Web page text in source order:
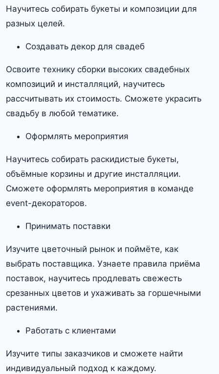
Научитесь собирать букеты и композиции для
разных целей.
Создавать декор для свадеб
Освоите технику сборки высоких свадебных
композиций и инсталляций, научитесь
рассчитывать их стоимость. Сможете украсить
свадьбу в любой тематике.
Оформлять мероприятия
Научитесь собирать раскидистые букеты,
объёмные корзины и другие инсталляции.
Сможете оформлять мероприятия в команде
event-декораторов.
Принимать поставки
Изучите цветочный рынок и поймёте, как
выбрать поставщика. Узнаете правила приёма
поставок, научитесь продлевать свежесть
срезанных цветов и ухаживать за горшечными
растениями.
Работать с клиентами
Изучите типы заказчиков и сможете найти
индивидуальный подход к каждому.